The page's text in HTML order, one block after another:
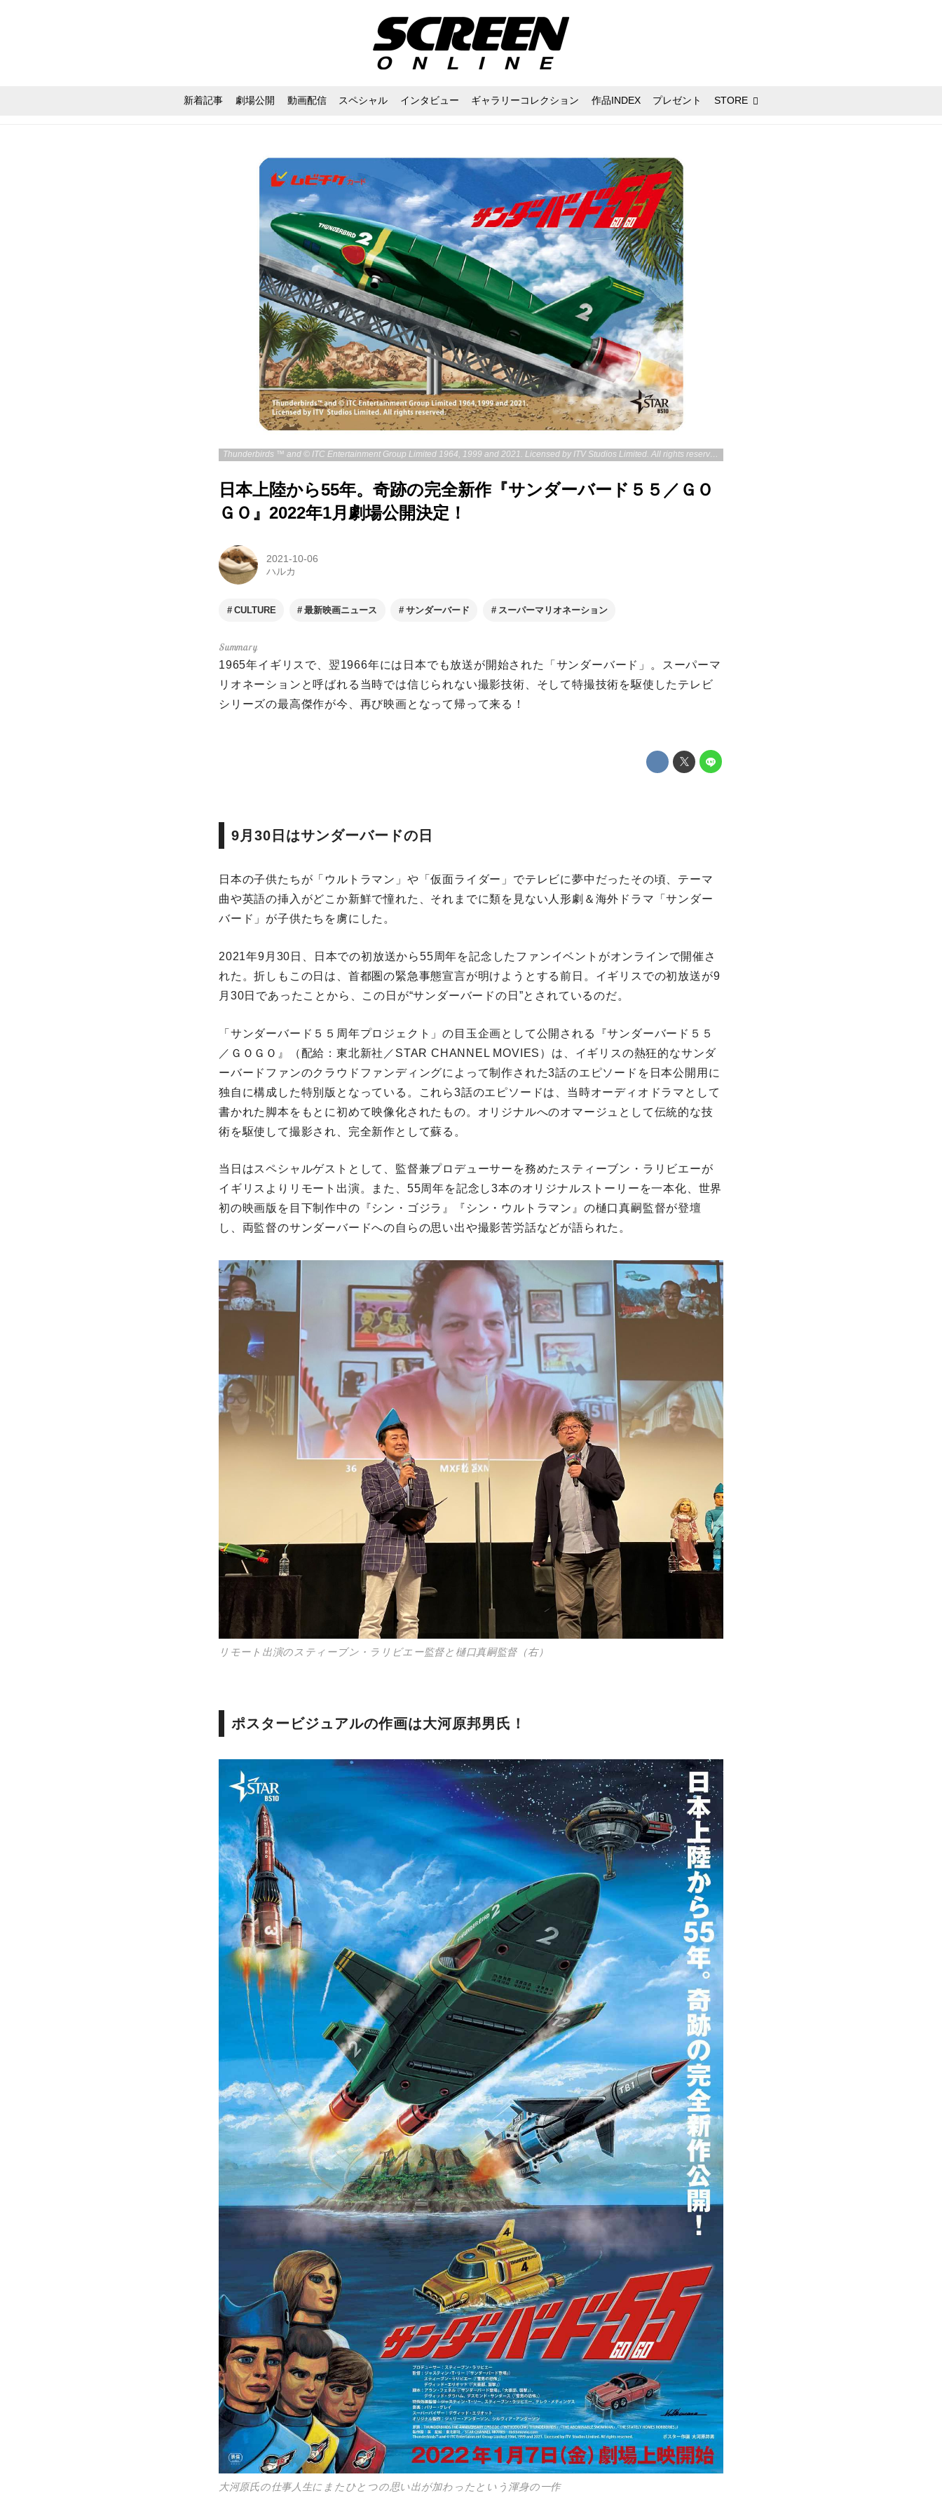
新着記事 劇場公開 動画配信 スペシャル インタビュー ギャラリーコレクション 作品INDEX プレゼント STORE
Thunderbirds ™ and © ITC Entertainment Group Limited 1964, 1999 and 2021. Licensed by ITV Studios Limited. All rights reserved.
日本上陸から55年。奇跡の完全新作『サンダーバード５５／ＧＯ
ＧＯ』2022年1月劇場公開決定！
2021-10-06
ハルカ
CULTURE 最新映画ニュース サンダーバード スーパーマリオネーション
1965年イギリスで、翌1966年には日本でも放送が開始された「サンダーバード」。スーパーマ
リオネーションと呼ばれる当時では信じられない撮影技術、そして特撮技術を駆使したテレビ
シリーズの最高傑作が今、再び映画となって帰って来る！
9月30日はサンダーバードの日
日本の子供たちが「ウルトラマン」や「仮面ライダー」でテレビに夢中だったその頃、テーマ
曲や英語の挿入がどこか新鮮で憧れた、それまでに類を見ない人形劇＆海外ドラマ「サンダー
バード」が子供たちを虜にした。
2021年9月30日、日本での初放送から55周年を記念したファンイベントがオンラインで開催さ
れた。折しもこの日は、首都圏の緊急事態宣言が明けようとする前日。イギリスでの初放送が9
月30日であったことから、この日が“サンダーバードの日”とされているのだ。
「サンダーバード５５周年プロジェクト」の目玉企画として公開される『サンダーバード５５
／ＧＯＧＯ』（配給：東北新社／STAR CHANNEL MOVIES）は、イギリスの熱狂的なサンダ
ーバードファンのクラウドファンディングによって制作された3話のエピソードを日本公開用に
独自に構成した特別版となっている。これら3話のエピソードは、当時オーディオドラマとして
書かれた脚本をもとに初めて映像化されたもの。オリジナルへのオマージュとして伝統的な技
術を駆使して撮影され、完全新作として蘇る。
当日はスペシャルゲストとして、監督兼プロデューサーを務めたスティーブン・ラリビエーが
イギリスよりリモート出演。また、55周年を記念し3本のオリジナルストーリーを一本化、世界
初の映画版を目下制作中の『シン・ゴジラ』『シン・ウルトラマン』の樋口真嗣監督が登壇
し、両監督のサンダーバードへの自らの思い出や撮影苦労話などが語られた。
リモート出演のスティーブン・ラリビエー監督と樋口真嗣監督（右）
ポスタービジュアルの作画は大河原邦男氏！
大河原氏の仕事人生にまたひとつの思い出が加わったという渾身の一作